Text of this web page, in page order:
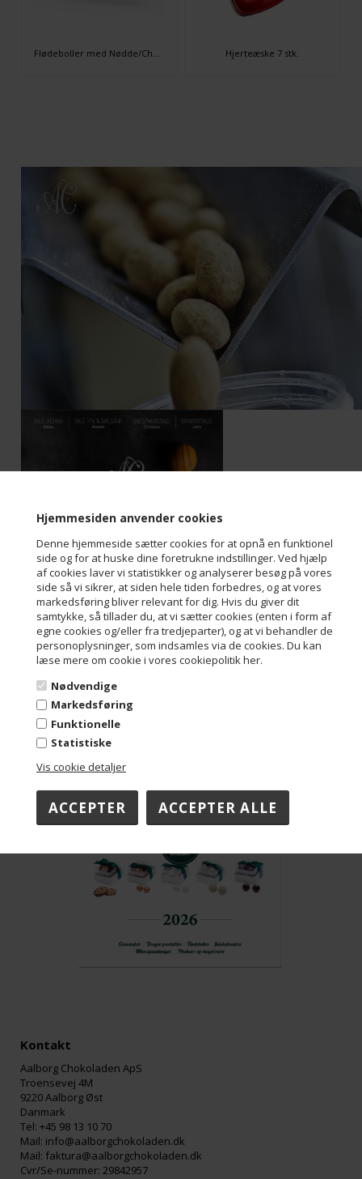
Hjemmesiden anvender cookies
Denne hjemmeside sætter cookies for at opnå en funktionel
side og for at huske dine foretrukne indstillinger. Ved hjælp
af cookies laver vi statistikker og analyserer besøg på vores
side så vi sikrer, at siden hele tiden forbedres, og at vores
markedsføring bliver relevant for dig. Hvis du giver dit
samtykke, så tillader du, at vi sætter cookies (enten i form af
egne cookies og/eller fra tredjeparter), og at vi behandler de
personoplysninger, som indsamles via de cookies. Du kan
læse mere om cookie i vores cookiepolitik her.
Nødvendige
Markedsføring
Funktionelle
Statistiske
Vis cookie detaljer
Hjerteæske 7 stk.
Kontakt
Aalborg Chokoladen ApS
Troensevej 4M
9220 Aalborg Øst
Danmark
Tel: +45 98 13 10 70
Mail: info@aalborgchokoladen.dk
Mail: faktura@aalborgchokoladen.dk
Cvr/Se-nummer: 29842957